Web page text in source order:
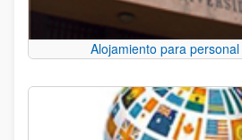
Alojamiento para